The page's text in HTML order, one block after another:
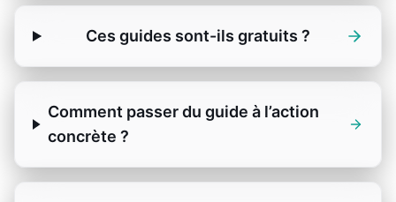
Ces guides sont-ils gratuits ?
Comment passer du guide à l’action
concrète ?